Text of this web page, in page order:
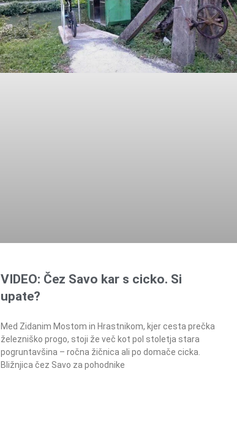
VIDEO: Čez Savo kar s cicko. Si
upate?
Med Zidanim Mostom in Hrastnikom, kjer cesta prečka
železniško progo, stoji že več kot pol stoletja stara
pogruntavšina – ročna žičnica ali po domače cicka.
Bližnjica čez Savo za pohodnike